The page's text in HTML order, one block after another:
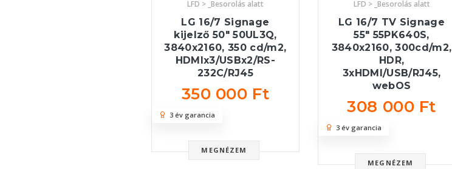
LFD > _Besorolás alatt
LG 16/7 Signage
kijelző 50" 50UL3Q,
3840x2160, 350 cd/m2,
HDMIx3/USBx2/RS-
232C/RJ45
350 000 Ft
MEGNÉZEM
3 év garancia
LFD > _Besorolás alatt
LG 16/7 TV Signage
55" 55PK640S,
3840x2160, 300cd/m2,
HDR,
3xHDMI/USB/RJ45,
webOS
308 000 Ft
MEGNÉZEM
3 év garancia